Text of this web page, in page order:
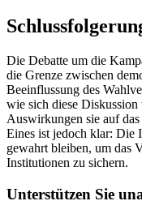
Die Debatte um die
die Grenze zwischen
Beeinflussung des
wie sich diese
Auswirkungen sie auf
Eines ist jedoch klar: Die
gewahrt bleiben, um das
Institutionen zu sichern.
Unterstützen Sie